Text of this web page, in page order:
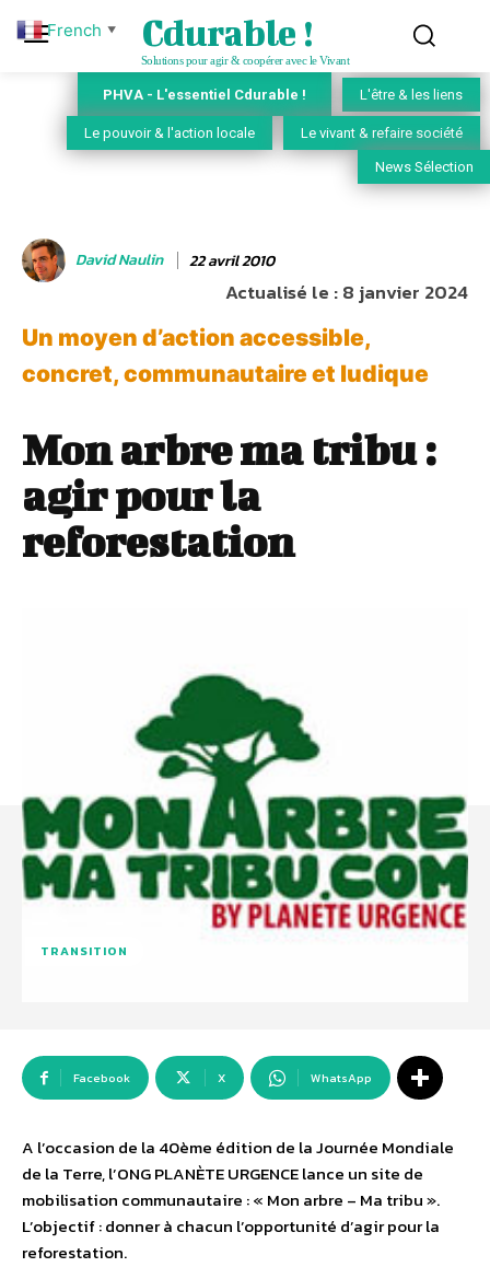
Cdurable !
Solutions pour agir & coopérer avec le Vivant
PHVA - L'essentiel Cdurable ! L'être & les liens
Le pouvoir & l'action locale Le vivant & refaire société
News Sélection
David Naulin 22 avril 2010
Actualisé le :8 janvier 2024
Un moyen d’action accessible,
concret, communautaire et ludique
Mon arbre ma tribu :
agir pour la
reforestation
TRANSITION
Facebook X WhatsApp
A l’occasion de la 40ème édition de la Journée Mondiale
de la Terre, l’ONG PLANÈTE URGENCE lance un site de
mobilisation communautaire : « Mon arbre – Ma tribu ».
L’objectif : donner à chacun l’opportunité d’agir pour la
reforestation.
French ▼